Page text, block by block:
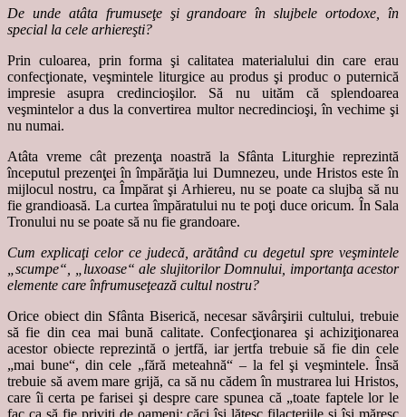
De unde atâta frumuseţe şi grandoare în slujbele ortodoxe, în
special la cele arhiereşti?
Prin culoarea, prin forma şi calitatea materialului din care erau
confecţionate, veşmintele liturgice au produs şi produc o puternică
impresie asupra credincioşilor. Să nu uităm că splendoarea
veşmintelor a dus la convertirea multor necredincioşi, în vechime şi
nu numai.
Atâta vreme cât prezenţa noastră la Sfânta Liturghie reprezintă
începutul prezenţei în împărăţia lui Dumnezeu, unde Hristos este în
mijlocul nostru, ca Împărat şi Arhiereu, nu se poate ca slujba să nu
fie grandioasă. La curtea împăratului nu te poţi duce oricum. În Sala
Tronului nu se poate să nu fie grandoare.
Cum explicaţi celor ce judecă, arătând cu degetul spre veşmintele
„scumpe“, „luxoase“ ale slujitorilor Domnului, importanţa acestor
elemente care înfrumuseţează cultul nostru?
Orice obiect din Sfânta Biserică, necesar săvârşirii cultului, trebuie
să fie din cea mai bună calitate. Confecţionarea şi achiziţionarea
acestor obiecte reprezintă o jertfă, iar jertfa trebuie să fie din cele
„mai bune“, din cele „fără meteahnă“ – la fel şi veşmintele. Însă
trebuie să avem mare grijă, ca să nu cădem în mustrarea lui Hristos,
care îi certa pe farisei şi despre care spunea că „toate faptele lor le